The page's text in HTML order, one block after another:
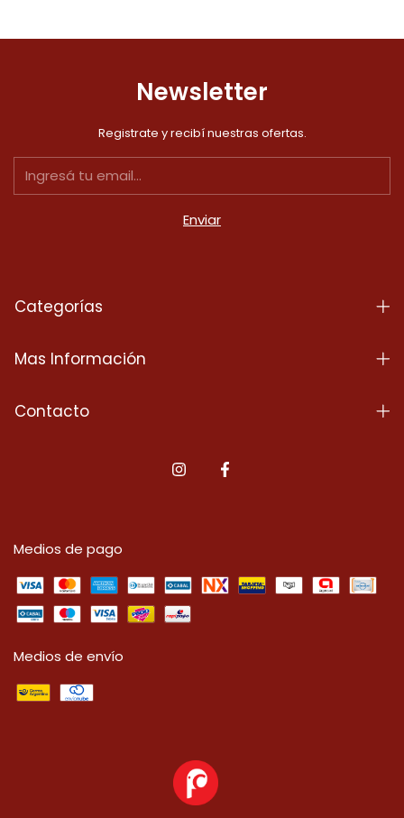
Newsletter
Registrate y recibí nuestras ofertas.
Categorías
Mas Información
Contacto
Medios de pago
Medios de envío